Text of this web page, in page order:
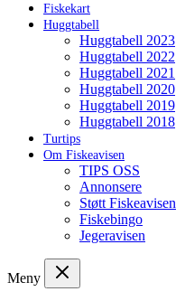
Fiskekart
Huggtabell
Huggtabell 2023
Huggtabell 2022
Huggtabell 2021
Huggtabell 2020
Huggtabell 2019
Huggtabell 2018
Turtips
Om Fiskeavisen
TIPS OSS
Annonsere
Støtt Fiskeavisen
Fiskebingo
Jegeravisen
Meny